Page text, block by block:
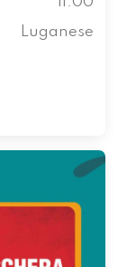
Luganese